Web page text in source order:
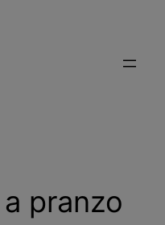
pranzo